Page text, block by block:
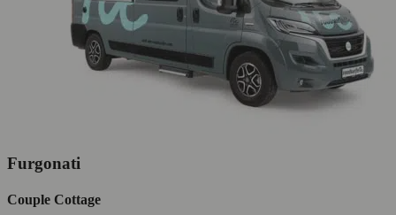
Furgonati
Couple Cottage